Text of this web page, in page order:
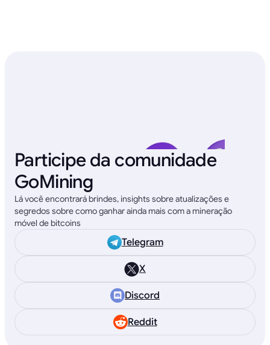
Participe da comunidade
GoMining
Lá você encontrará brindes, insights sobre atualizações e
segredos sobre como ganhar ainda mais com a mineração
móvel de bitcoins
Telegram
X
Discord
Reddit